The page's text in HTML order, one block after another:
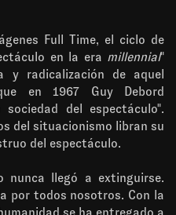
Full Time, el ciclo de
en la era millennial"
y radicalización de aquel
en 1967 Guy Debord
del espectáculo".
del situacionismo libran su
del espectáculo.
nunca llegó a extinguirse.
por todos nosotros. Con la
se ha entregado a